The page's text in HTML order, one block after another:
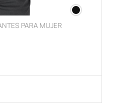
PARA MUJER